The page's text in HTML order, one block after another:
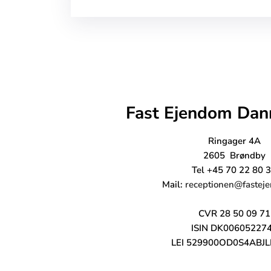
Fast Ejendom
Ringager 4A
2605 Brøndby
Tel +45 70 22 80
Mail:
CVR 28 50 09 71
ISIN
LEI